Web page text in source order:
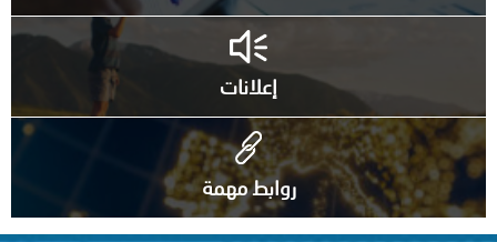
إعلانات
روابط مهمة